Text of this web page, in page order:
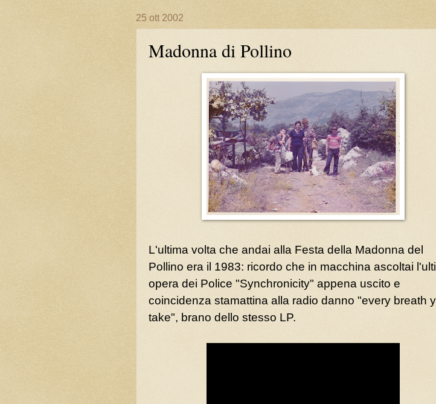
25 ott 2002
Madonna di Pollino
L'ultima volta che andai alla Festa della Madonna del
Pollino era il 1983: ricordo che in macchina ascoltai
opera dei Police "Synchronicity" appena uscito e
coincidenza stamattina alla radio danno "every breath
take", brano dello stesso LP.